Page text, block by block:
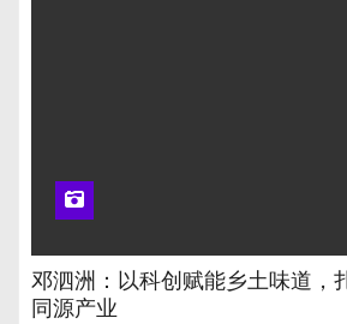
邓泗洲：以科创赋能乡土味道，
同源产业